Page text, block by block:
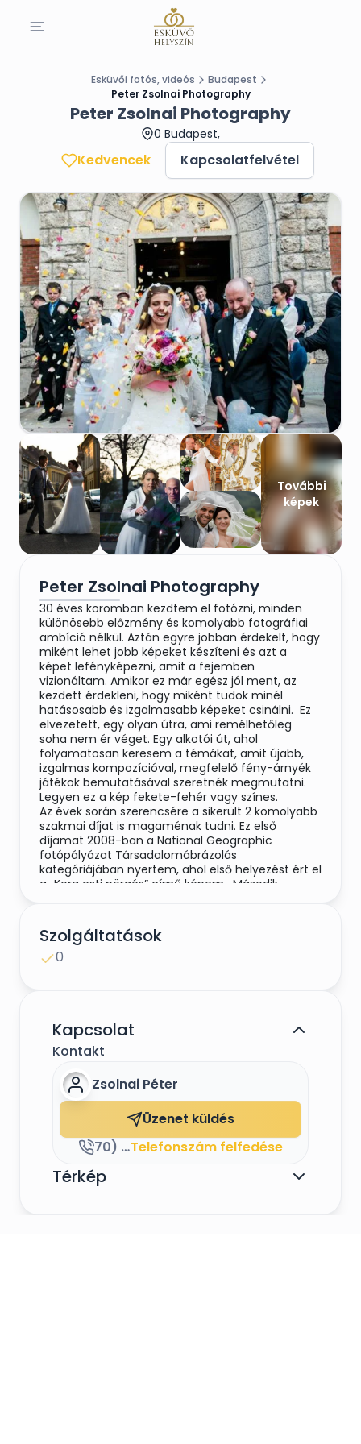
Esküvői fotós, videós
Budapest
Peter Zsolnai Photography
Peter Zsolnai Photography
0 Budapest,
Kedvencek Kapcsolatfelvétel
További
képek
Peter Zsolnai Photography
30 éves koromban kezdtem el fotózni, minden
különösebb előzmény és komolyabb fotográfiai
ambíció nélkül. Aztán egyre jobban érdekelt, hogy
miként lehet jobb képeket készíteni és azt a
képet lefényképezni, amit a fejemben
vizionáltam. Amikor ez már egész jól ment, az
kezdett érdekleni, hogy miként tudok minél
hatásosabb és izgalmasabb képeket csinálni. Ez
elvezetett, egy olyan útra, ami remélhetőleg
soha nem ér véget. Egy alkotói út, ahol
folyamatosan keresem a témákat, amit újabb,
izgalmas kompozícióval, megfelelő fény-árnyék
játékok bemutatásával szeretnék megmutatni.
Legyen ez a kép fekete-fehér vagy színes.
Az évek során szerencsére a sikerült 2 komolyabb
szakmai díjat is magaménak tudni. Ez első
díjamat 2008-ban a National Geographic
fotópályázat Társadalomábrázolás
kategóriájában nyertem, ahol első helyezést ért el
a „Kora esti pörgés” című képem. Második
képek Különdíjjal jutalmazták.
Szolgáltatások
0
Kapcsolat
Kontakt
Zsolnai Péter
Üzenet küldés
70) 419 7304Telefonszám felfedése
Térkép